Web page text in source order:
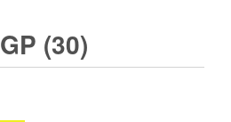
(30)